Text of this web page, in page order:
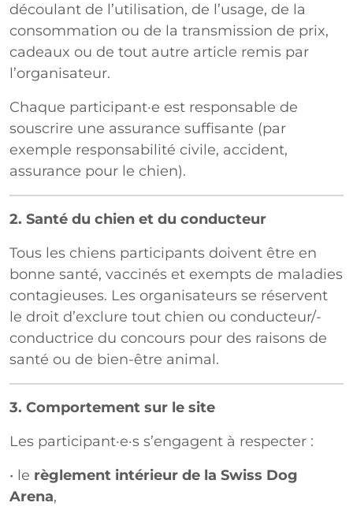
découlant de l’utilisation, de l’usage, de la
consommation ou de la transmission de prix,
cadeaux ou de tout autre article remis par
l’organisateur.
Chaque participant·e est responsable de
souscrire une assurance suffisante (par
exemple responsabilité civile, accident,
assurance pour le chien).
2. Santé du chien et du conducteur
Tous les chiens participants doivent être en
bonne santé, vaccinés et exempts de maladies
contagieuses. Les organisateurs se réservent
le droit d’exclure tout chien ou conducteur/­
conductrice du concours pour des raisons de
santé ou de bien-être animal.
3. Comportement sur le site
Les participant·e·s s’engagent à respecter :
• le règlement intérieur de la Swiss Dog
Arena,